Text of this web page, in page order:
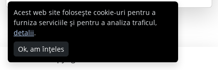
Copyright © 2007 - 2026 Cabral.ro
Acest web site folosește cookie-uri pentru a
furniza serviciile și pentru a analiza traficul,
detalii.
Ok, am înțeles